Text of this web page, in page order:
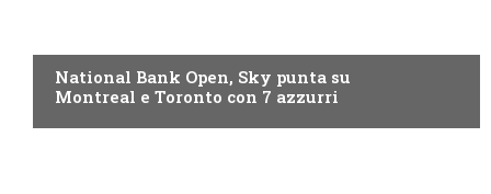
National Bank Open, Sky punta su
Montreal e Toronto con 7 azzurri